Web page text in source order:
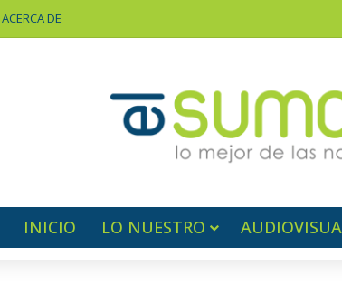
ACERCA DE
INICIO LO NUESTRO